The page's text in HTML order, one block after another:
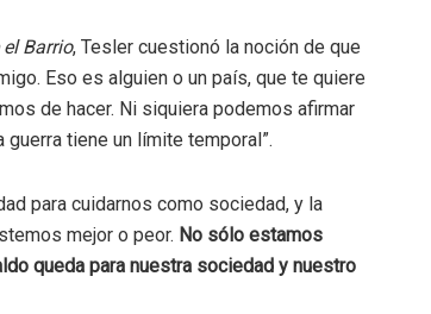
el Barrio, Tesler cuestionó la noción de que
Eso es alguien o un país, que te quiere
de hacer. Ni siquiera podemos afirmar
tiene un límite temporal”.
para cuidarnos como sociedad, y la
mejor o peor. No sólo estamos
queda para nuestra sociedad y nuestro